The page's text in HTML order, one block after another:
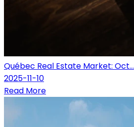
Québec Real Estate Market: Oct...
2025-11-10
Read More